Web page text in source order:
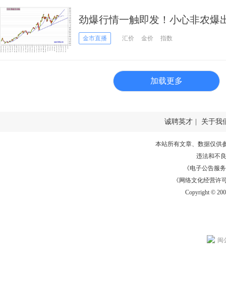
劲爆行情一触即发！小心非农爆
指数、日元、欧元、英镑、澳元
金市直播 汇价 金价 指数
加载更多
诚聘英才 关于我
本站所有文章、数据仅供
违法和不
《电子公告服务
《网络文化经营许
Copyright ©
闽